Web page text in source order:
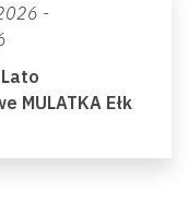
-
MULATKA Ełk